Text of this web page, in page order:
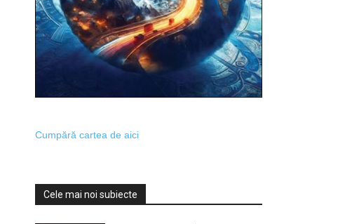
Cumpără cartea de aici
Cele mai noi subiecte